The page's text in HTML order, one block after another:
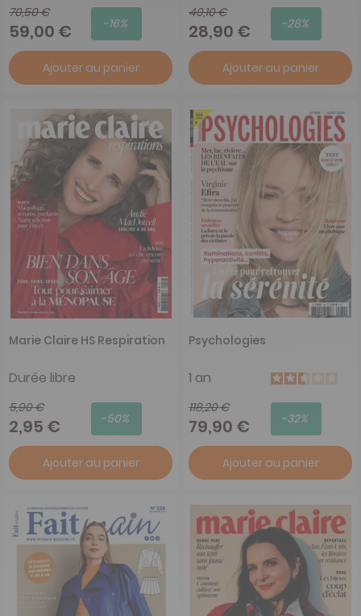
70,50 €
59,00 € -16%
Ajouter au panier
40,10 €
28,90 € -28%
Ajouter au panier
Marie Claire HS Respiration
Durée libre
5,90 €
2,95 € -50%
Ajouter au panier
Psychologies
1 an
118,20 €
79,90 € -32%
Ajouter au panier